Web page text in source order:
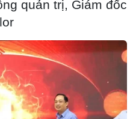
tư công, chấm dứt
quản trị, Giám đốc